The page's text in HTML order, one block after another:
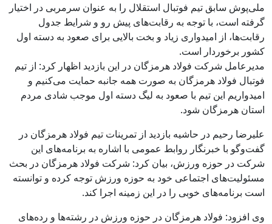
ملی‌پوش سابق تیم فوتبال استقلال را به عنوان سرمربی در اختیار
گرفته است، با توجه به رقابت‌های پیش رو و شرایط جدول
رقابت‌ها، از امیدواری زیاد و بخت بالایی برای صعود به دسته اول
کشور برخوردار است.
مدیرعامل شرکت فولاد هرمزگان در این بازدید اظهار کرد: از تیم
فوتبال فولاد هرمزگان به صورت همه جانبه حمایت می‌کنیم و
امیدواریم این تیم با صعود به لیگ دسته اول موجب شادی مردم
استان هرمزگان شود.
علیرضا رحیم در حاشیه بازدید از تمرینات تیم فولاد هرمزگان در
گفت‌وگو با خبرنگار روابط عمومی با اشاره به برنامه‌های این
شرکت در حوزه ورزش، بیان کرد: شرکت فولاد هرمزگان در بحث
مسئولیت‌های اجتماعی خود به حوزه ورزش توجه کرده و توانسته
است برنامه‌های خوبی را در این زمینه اجرا کند.
وی افزود: فولاد هرمزگان در حوزه ورزش در رشته‌ها و رده‌های